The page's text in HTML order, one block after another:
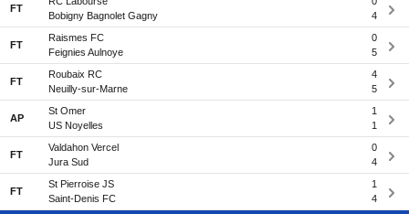
FT
Bobigny Bagnolet Gagny
4
FT
Raismes FC
0
Feignies Aulnoye
5
FT
Roubaix RC
4
Neuilly-sur-Marne
5
AP
St Omer
1
US Noyelles
1
FT
Valdahon Vercel
0
Jura Sud
4
FT
St Pierroise JS
1
Saint-Denis FC
4